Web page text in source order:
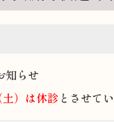
らせ
）は休診 とさせて